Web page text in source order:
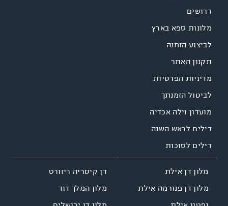
דרושים
מלונות ספא בארץ
לביצוע הזמנה
תקנון האתר
מדיניות הפרטיות
לביטול הזמנתך
מועדון וילה אכדיה
דילים לראש השנה
דילים לסוכות
מלון דן אילת
מלון דן פנורמה אילת
דן קיסריה ריזורט
מלון המלך דוד